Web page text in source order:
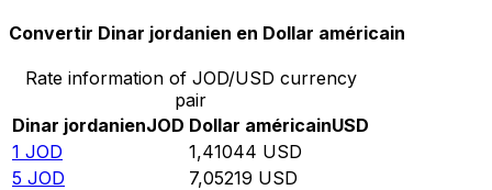
Convertir Dinar jordanien en Dollar américain
Rate information of JOD/USD currency
pair
Dinar jordanienJOD Dollar américainUSD
1 JOD 1,41044 USD
5 JOD 7,05219 USD